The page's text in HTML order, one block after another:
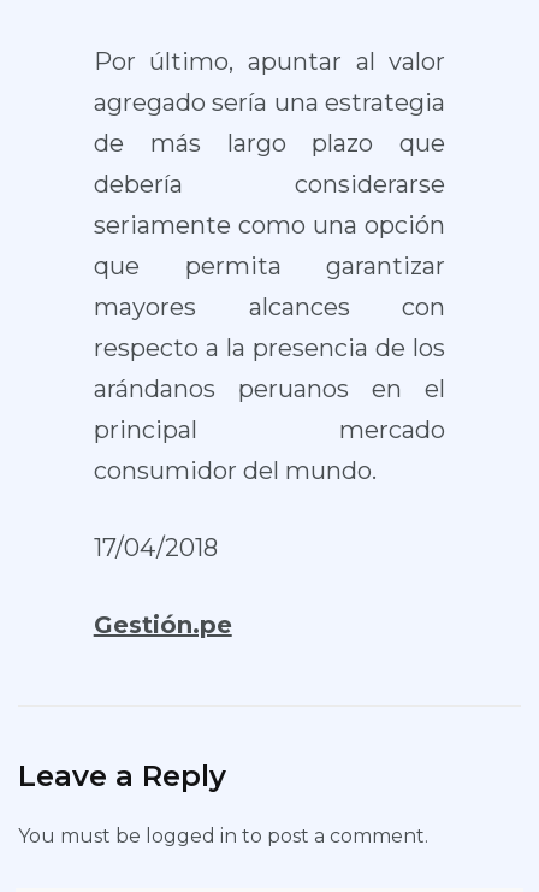
Por último, apuntar al valor
agregado sería una estrategia
de más largo plazo que
debería considerarse
seriamente como una opción
que permita garantizar
mayores alcances con
respecto a la presencia de los
arándanos peruanos en el
principal mercado
consumidor del mundo.
17/04/2018
Gestión.pe
Leave a Reply
You must be logged in to post a comment.